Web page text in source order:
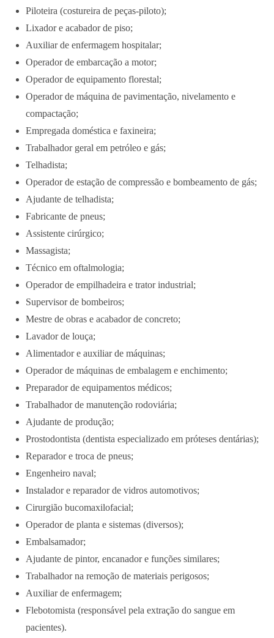
Piloteira (costureira de peças-piloto);
Lixador e acabador de piso;
Auxiliar de enfermagem hospitalar;
Operador de embarcação a motor;
Operador de equipamento florestal;
Operador de máquina de pavimentação, nivelamento e
compactação;
Empregada doméstica e faxineira;
Trabalhador geral em petróleo e gás;
Telhadista;
Operador de estação de compressão e bombeamento de gás;
Ajudante de telhadista;
Fabricante de pneus;
Assistente cirúrgico;
Massagista;
Técnico em oftalmologia;
Operador de empilhadeira e trator industrial;
Supervisor de bombeiros;
Mestre de obras e acabador de concreto;
Lavador de louça;
Alimentador e auxiliar de máquinas;
Operador de máquinas de embalagem e enchimento;
Preparador de equipamentos médicos;
Trabalhador de manutenção rodoviária;
Ajudante de produção;
Prostodontista (dentista especializado em próteses dentárias);
Reparador e troca de pneus;
Engenheiro naval;
Instalador e reparador de vidros automotivos;
Cirurgião bucomaxilofacial;
Operador de planta e sistemas (diversos);
Embalsamador;
Ajudante de pintor, encanador e funções similares;
Trabalhador na remoção de materiais perigosos;
Auxiliar de enfermagem;
Flebotomista (responsável pela extração do sangue em
pacientes).